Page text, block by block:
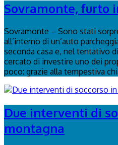
Sovramonte, furto
Sovramonte – Sono stati
all’interno di un’auto
seconda casa e, nel tentativo
cercato di investire uno dei
poco: grazie alla tempestiva
Due interventi di
montagna